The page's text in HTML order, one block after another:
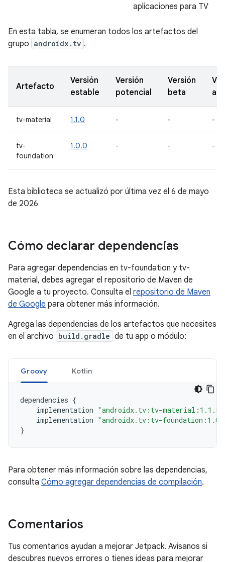
aplicaciones para TV
En esta tabla, se enumeran todos los artefactos del
grupo androidx.tv .
Artefacto
Versión
estable
Versión
potencial
Versión
beta
tv-material 1.1.0 - - -
tv-
foundation
1.0.0 - - -
Esta biblioteca se actualizó por última vez el 6 de mayo
de 2026
Cómo declarar dependencias
Para agregar dependencias en tv-foundation y tv-
material, debes agregar el repositorio de Maven de
Google a tu proyecto. Consulta el repositorio de Maven
de Google para obtener más información.
Agrega las dependencias de los artefactos que necesites
en el archivo build.gradle de tu app o módulo:
Groovy Kotlin
dependencies {
implementation "androidx.tv:tv-material:1.1.0"
implementation "androidx.tv:tv-
}
Para obtener más información sobre las dependencias,
consulta Cómo agregar dependencias de compilación.
Comentarios
Tus comentarios ayudan a mejorar Jetpack. Avísanos si
descubres nuevos errores o tienes ideas para mejorar